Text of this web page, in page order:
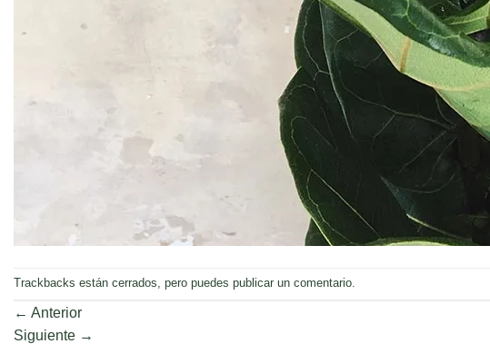
Trackbacks están cerrados, pero puedes publicar un comentario
← Anterior
Siguiente →